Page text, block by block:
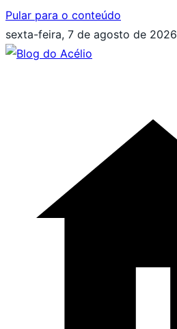
Pular para o conteúdo
sexta-feira, 7 de agosto de 2026